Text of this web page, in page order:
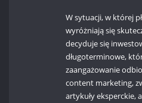
W sytuacji, w której
wyróżniają się
decyduje się
długoterminowe,
zaangażowanie
content marketing,
artykuły eksperckie,